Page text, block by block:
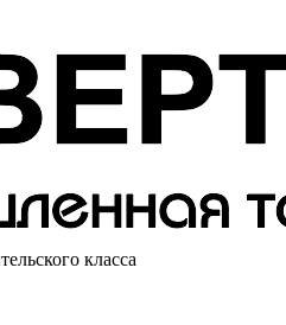
класса